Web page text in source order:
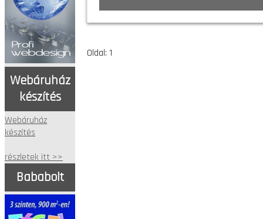
Webáruház
készítés
Webáruház
készítés
részletek itt >>
Bababolt
Oldal: 1